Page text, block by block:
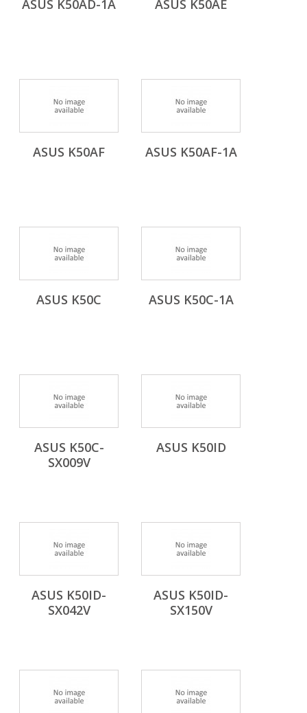
ASUS K50AD-1A ASUS K50AE
ASUS K50AF ASUS K50AF-1A
ASUS K50C ASUS K50C-1A
ASUS K50C-
SX009V
ASUS K50ID
ASUS K50ID-
SX042V
ASUS K50ID-
SX150V